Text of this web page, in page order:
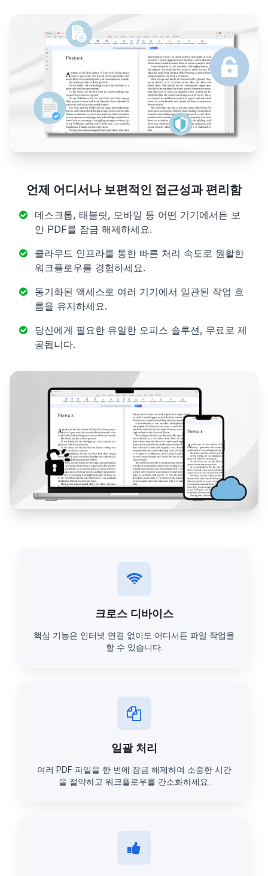
언제 어디서나 보편적인 접근성과 편리함
데스크톱, 태블릿, 모바일 등 어떤 기기에서든 보
안 PDF를 잠금 해제하세요.
클라우드 인프라를 통한 빠른 처리 속도로 원활한
워크플로우를 경험하세요.
동기화된 액세스로 여러 기기에서 일관된 작업 흐
름을 유지하세요.
당신에게 필요한 유일한 오피스 솔루션, 무료로 제
공됩니다.
크로스 디바이스
핵심 기능은 인터넷 연결 없이도 어디서든 파일 작업을
할 수 있습니다.
일괄 처리
여러 PDF 파일을 한 번에 잠금 해제하여 소중한 시간
을 절약하고 워크플로우를 간소화하세요.